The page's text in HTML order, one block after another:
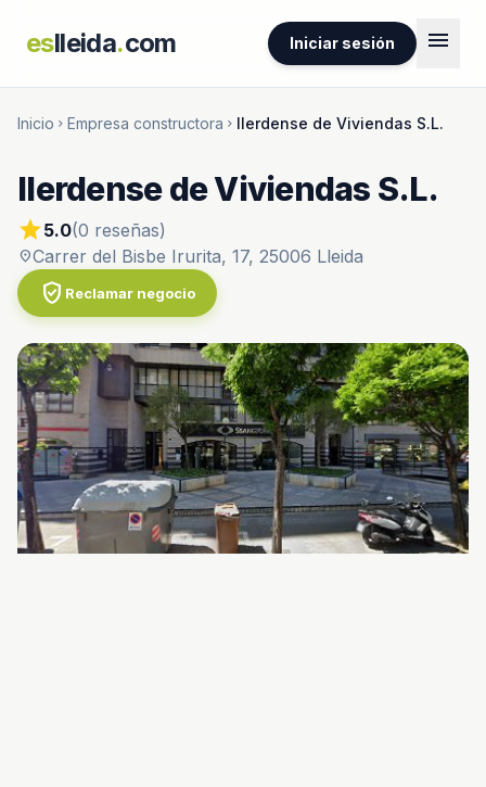
eslleida.com Iniciar sesión menu
Inicio chevron_right Empresa constructora chevron_right Ilerdense de Viviendas S.L.
Ilerdense de Viviendas S.L.
star5.0(0 reseñas)
location_onCarrer del Bisbe Irurita, 17, 25006 Lleida
verified_user Reclamar negocio